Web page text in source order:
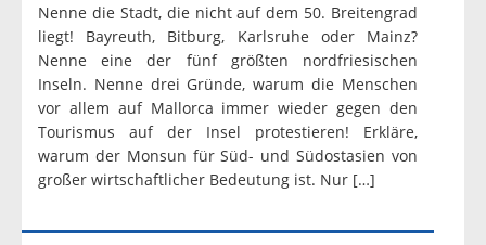
Nenne die Stadt, die nicht auf dem 50. Breitengrad
liegt! Bayreuth, Bitburg, Karlsruhe oder Mainz?
Nenne eine der fünf größten nordfriesischen
Inseln. Nenne drei Gründe, warum die Menschen
vor allem auf Mallorca immer wieder gegen den
Tourismus auf der Insel protestieren! Erkläre,
warum der Monsun für Süd- und Südostasien von
großer wirtschaftlicher Bedeutung ist. Nur […]